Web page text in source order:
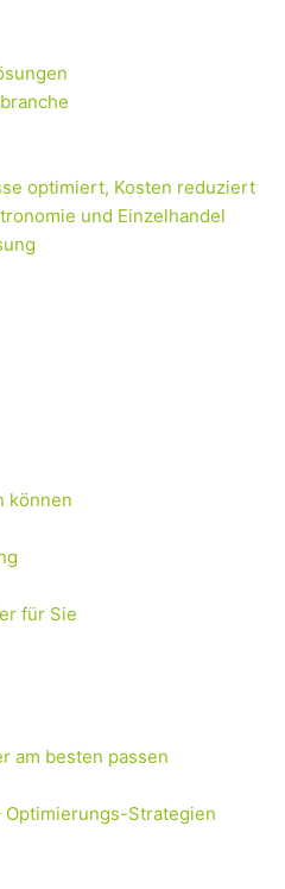
optimiert, Kosten reduziert
und Einzelhandel
können
für Sie
am besten passen
Strategien